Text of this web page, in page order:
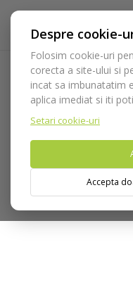
Despre cookie-
Folosim cookie-uri
corecta a site-ului si
incat sa imbunatatim
aplica imediat si iti
Setari cookie-uri
Accepta
Acasa Instrumentar
restaurare
Chiureta Gracey short cod
Nu puteti plasa
(United States).